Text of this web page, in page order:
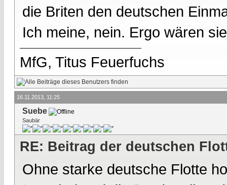
die Briten den deutschen
Ich meine, nein. Ergo wären
MfG, Titus Feuerfuchs
16.11.2013, 11:25
Suebe
Saubär
RE: Beitrag der deutschen
Ohne starke deutsche Flotte